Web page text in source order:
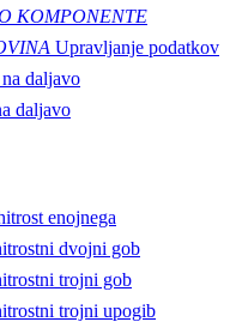
KOMPONENTE
Upravljanje podatkov
daljavo
daljavo
enojnega
dvojni gob
trojni gob
trojni upogib